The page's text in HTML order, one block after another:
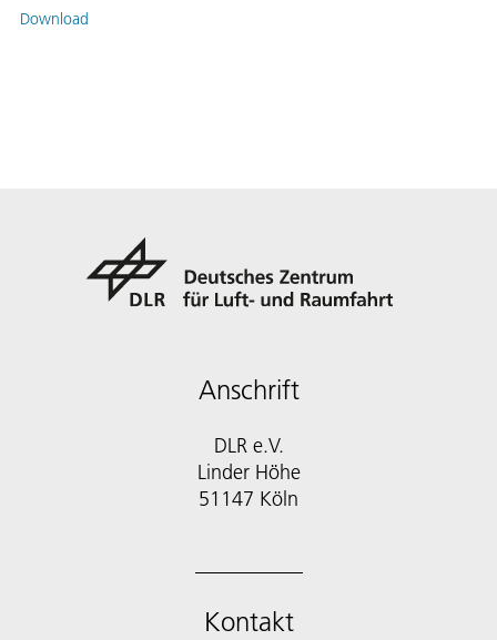
Download
Anschrift
DLR e.V.
Linder Höhe
51147 Köln
Kontakt